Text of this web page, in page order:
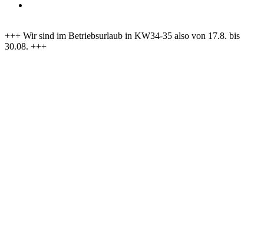
+++ Wir sind im Betriebsurlaub in KW34-35 also von 17.8. bis
30.08. +++